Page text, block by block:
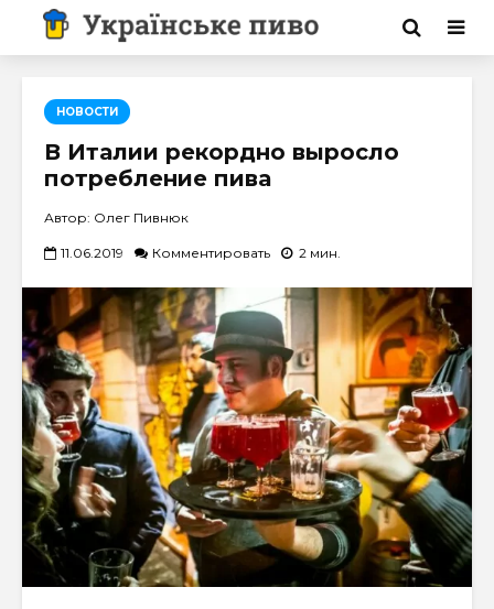
НОВОСТИ
В Италии рекордно выросло
потребление пива
Автор: Олег Пивнюк
11.06.2019 Комментировать 2 мин.